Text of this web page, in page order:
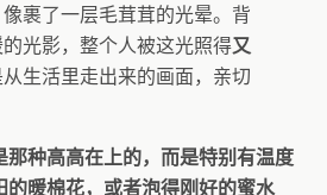
裹了一层毛茸茸的光晕。背
光影，整个人被这光照得​​又
从生活里走出来的画面，亲切
那种高高在上的，而是特别有温度
的暖棉花，或者泡得刚好的蜜水